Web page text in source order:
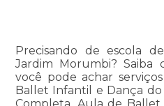
Precisando de escola
Jardim Morumbi? Saiba
você pode achar
Ballet Infantil e Dança
Completa, Aula de